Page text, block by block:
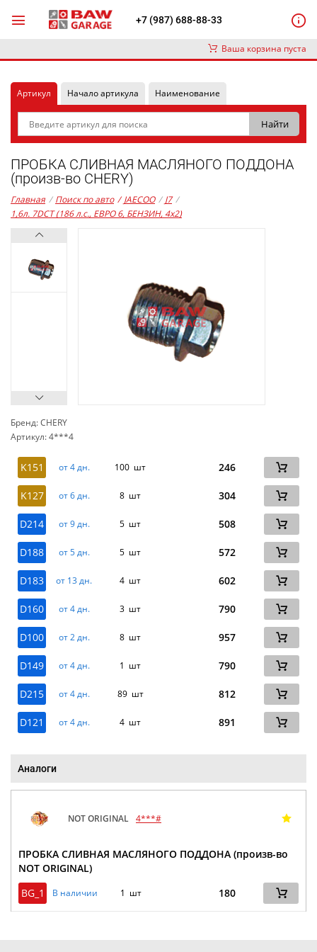
+7 (987) 688-88-33
Ваша корзина пуста
Артикул Начало артикула Наименование
ПРОБКА СЛИВНАЯ МАСЛЯНОГО ПОДДОНА
(произв-во CHERY)
Главная / Поиск по авто / JAECOO / J7 /
1,6л. 7DCT (186 л.с., ЕВРО 6, БЕНЗИН, 4x2)
Бренд: CHERY
Артикул: 4***4
K151 от 4 дн. 100 шт 246
K127 от 6 дн. 8 шт 304
D214 от 9 дн. 5 шт 508
D188 от 5 дн. 5 шт 572
D183 от 13 дн. 4 шт 602
D160 от 4 дн. 3 шт 790
D100 от 2 дн. 8 шт 957
D149 от 4 дн. 1 шт 790
D215 от 4 дн. 89 шт 812
D121 от 4 дн. 4 шт 891
Аналоги
NOT ORIGINAL 4***#
ПРОБКА СЛИВНАЯ МАСЛЯНОГО ПОДДОНА (произв-во
NOT ORIGINAL)
BG_1
В наличии 1 шт 180